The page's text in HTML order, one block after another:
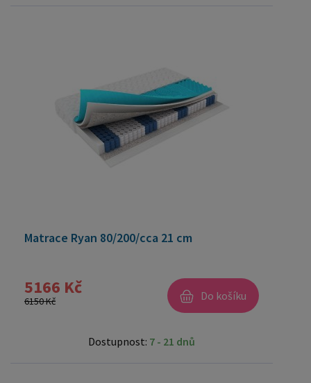
Matrace Ryan 80/200/cca 21 cm
5166 Kč
6150 Kč Do košíku
Dostupnost: 7 - 21 dnů